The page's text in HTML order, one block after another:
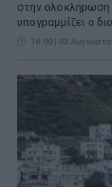
στην ολοκλήρωση
υπογραμμίζει ο
16:00 | 03